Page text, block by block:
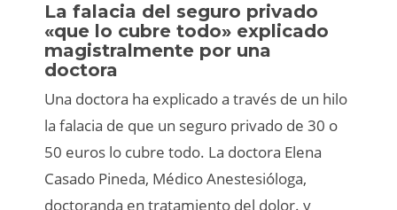
La falacia del seguro privado
«que lo cubre todo» explicado
magistralmente por una
doctora
Una doctora ha explicado a través de un hilo
la falacia de que un seguro privado de 30 o
50 euros lo cubre todo. La doctora Elena
Casado Pineda, Médico Anestesióloga,
doctoranda en tratamiento del dolor. y